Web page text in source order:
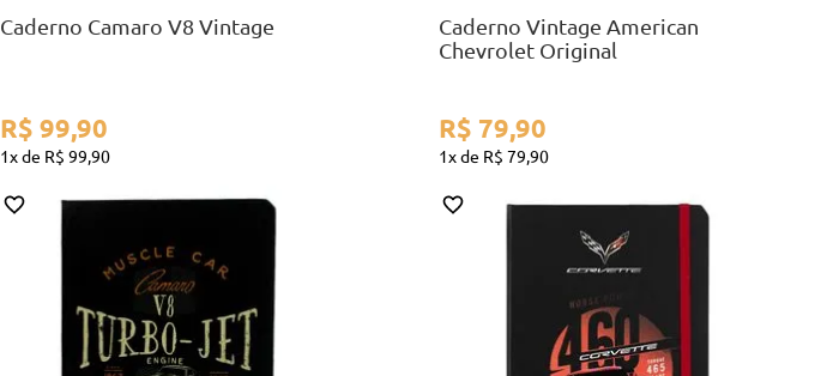
Caderno Camaro V8 Vintage
R$ 99,90
1 R$ 99,90
Caderno Vintage American
Chevrolet Original
R$ 79,90
1 R$ 79,90